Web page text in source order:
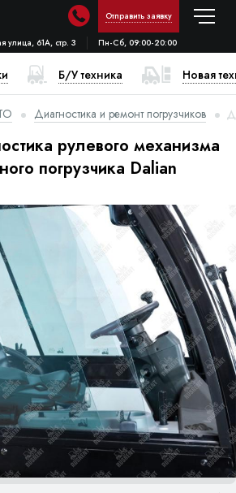
Отправить заявку
улица, 61А, стр. 3 Пн-Сб, 09:00-20:00
Б/У техника Новая
Диагностика и ремонт погрузчиков
рулевого механизма
погрузчика Dalian